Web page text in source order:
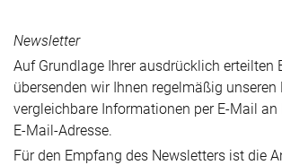
Newsletter
Auf Grundlage Ihrer ausdrücklich erteilten
übersenden wir Ihnen regelmäßig unseren
vergleichbare Informationen per E-Mail an
E-Mail-Adresse.
Für den Empfang des Newsletters ist die